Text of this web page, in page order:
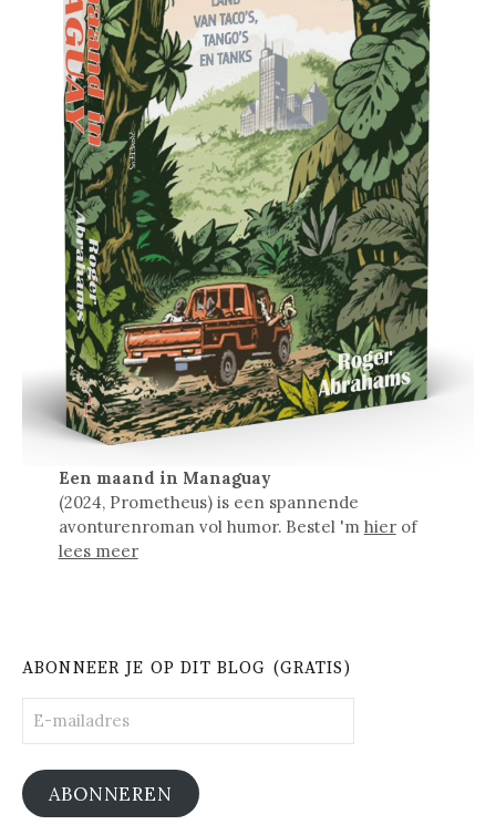
Een maand in Managuay
(2024, Prometheus) is een spannende
avonturenroman vol humor. Bestel 'm hierof
lees meer
ABONNEER JE OP DIT BLOG (GRATIS)
mailadres
ABONNEREN